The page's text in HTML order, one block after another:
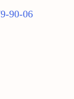
90-06